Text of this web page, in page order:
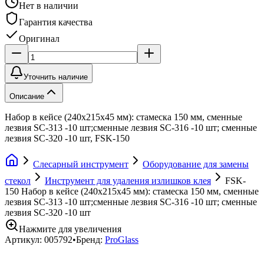
Нет в наличии
Гарантия качества
Оригинал
Уточнить наличие
Описание
Набор в кейсе (240х215х45 мм): стамеска 150 мм, сменные
лезвия SC-313 -10 шт;сменные лезвия SC-316 -10 шт; сменные
лезвия SC-320 -10 шт, FSK-150
Слесарный инструмент
Оборудование для замены
стекол
Инструмент для удаления излишков клея
FSK-
150 Набор в кейсе (240х215х45 мм): стамеска 150 мм, сменные
лезвия SC-313 -10 шт;сменные лезвия SC-316 -10 шт; сменные
лезвия SC-320 -10 шт
Нажмите для увеличения
Артикул: 005792•Бренд: ProGlass